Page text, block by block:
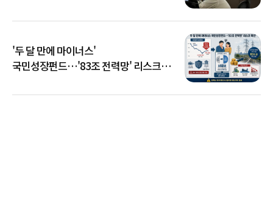
'두 달 만에 마이너스'
국민성장펀드…'83조 전력망' 리스크